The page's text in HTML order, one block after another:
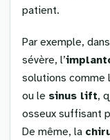
patient.
Par exemple,
sévère, l’
solutions comme
ou le sinus lift,
osseux suffisant
De même, la